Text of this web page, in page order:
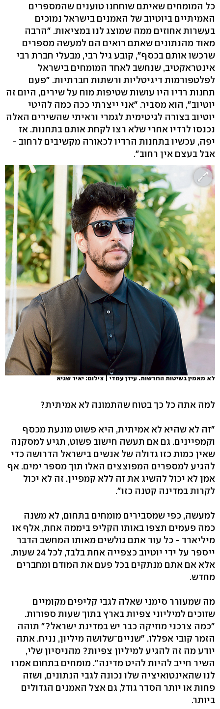
כל המומחים שאיתם שוחחנו טוענים שהמספרים
האמיתיים ביוטיוב של האמנים בישראל נמוכים
בעשרות אחוזים ממה שמוצג לנו במציאות. "הרבה
מאוד מהנתונים שאתם רואים הם למעשה מספרים
שרכשו אותם בכסף", קובע גיל רבי, מבעלי חברת רבי
אינטראקטיב, שנחשב לאחד המומחים בישראל
לפלטפורמות דיגיטליות ורשתות חברתיות. "פעם
תחנות רדיו היו עושות שטיפות מוח על שירים, היום זה
יוטיוב", הוא מסביר. "אני ייצרתי ככה כמה להיטי
יוטיוב בצורה לגיטימית לגמרי וראיתי שהשירים האלה
נכנסו לרדיו אחרי שלא רצו לקחת אותם בתחנות. אז
יפה, עכשיו בתחנות הרדיו לכאורה מקשיבים לרחוב -
אבל בעצם אין רחוב".
לא מאמין בשיטות החדשות. עידן עמדי | צילום: יאיר שגיא
למה אתה כל כך בטוח שהתמונה לא אמיתית?
"זה לא שהיא לא אמיתית, היא פשוט מונעת מכסף
וקמפיינים. גם אם תעשה חישוב פשוט, תגיע למסקנה
שאין כמות כזו גדולה של אנשים בישראל הדרושה כדי
להגיע למספרים המפוצצים האלו תוך מספר ימים. אף
אמן לא יכול להשיג את זה ללא קמפיין. זה לא יכול
לקרות במדינה קטנה כזו".
למעשה, כפי שמסבירים מומחים בתחום, לא משנה
כמה פעמים תצפו באותו הקליפ ביממה אחת, אלף או
מיליארד - כל עוד אתם גולשים מאותו המחשב הדבר
ייספר על ידי יוטיוב כצפייה אחת בלבד, לכל 24 שעות.
אלא אם אתם מנתקים בכל פעם את המודם ומחברים
מחדש.
מה שמעורר סימני שאלה לגבי קליפים מקומיים
שזוכים למיליוני צפיות בארץ בתוך שעות ספורות.
"כמה צרכני מוזיקה כבר יש במדינת ישראל?" תוהה
הזמר קובי אפללו. "שניים־שלושה מיליון, נניח. אתה
יודע מה זה להגיע למיליון צפיות? מהניסיון שלי,
השיר חייב להיות להיט מדינה". מומחים בתחום אמרו
לנו שהאינטואיציה שלו נכונה לגבי הנתונים, ושזה
פחות או יותר הסדר גודל, גם אצל האמנים הגדולים
ביותר.